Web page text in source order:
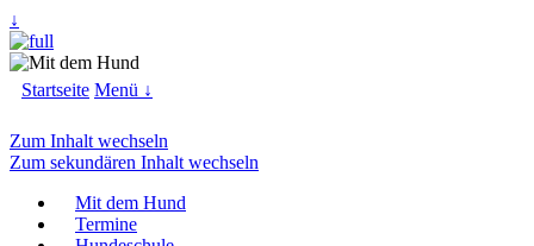
↓
Startseite Menü ↓
Zum Inhalt wechseln
Zum sekundären Inhalt wechseln
Mit dem Hund
Termine